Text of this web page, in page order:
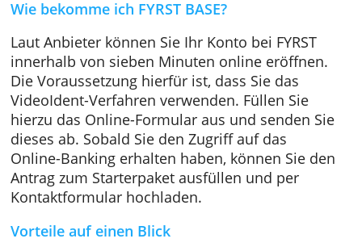
ePaper im Sparangebot. Falls Sie Fragen zur
Gründung haben, kann Ihnen der ebenfalls
enthaltene Gründerguide weiterhelfen.
Besitzen Sie bereits ein Geschäftskonto, so
unterstützt Sie FYRST mit dem kostenlosen
Wechselservice. Bei Fragen oder Problemen
aller Art können Sie den Support per E-Mail
Telefon kontaktieren.
Wie bekomme ich FYRST BASE?